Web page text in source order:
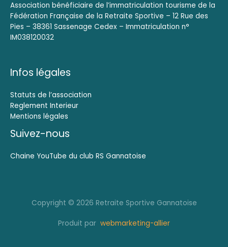
Association bénéficiaire de l’immatriculation tourisme de la
Fédération Française de la Retraite Sportive – 12 Rue des
Pies – 38361 Sassenage Cedex – Immatriculation n°
IM038120032
Infos légales
Statuts de l’association
Reglement Interieur
Mentions légales
Suivez-nous
Chaine YouTube du club RS Gannatoise
Copyright © 2026 Retraite Sportive Gannatoise
Produit par webmarketing-allier